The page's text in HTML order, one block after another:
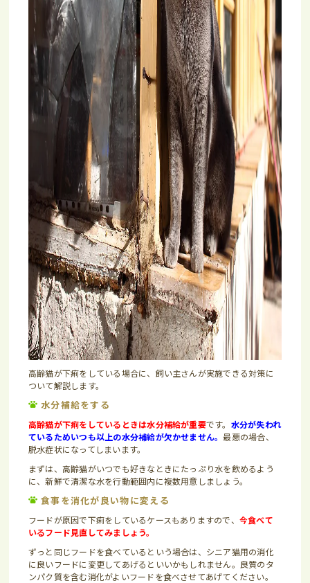
高齢猫が下痢をしている場合に、飼い主さんが実施できる対策に
ついて解説します。
水分補給をする
高齢猫が下痢をしているときは水分補給が重要です。 水分が失われ
ているためいつも以上の水分補給が欠かせません。最悪の場合、
脱水症状になってしまいます。
まずは、高齢猫がいつでも好きなときにたっぷり水を飲めるよう
に、新鮮で清潔な水を行動範囲内に複数用意しましょう。
食事を消化が良い物に変える
フードが原因で下痢をしているケースもありますので、 今食べて
いるフード見直してみましょう。
ずっと同じフードを食べているという場合は、シニア猫用の消化
に良いフードに変更してあげるといいかもしれません。良質のタ
ンパク質を含む消化がよいフードを食べさせてあげてください。